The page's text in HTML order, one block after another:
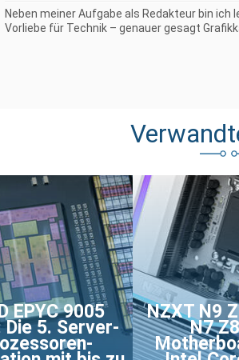
Neben meiner Aufgabe als Redakteur bin
Vorliebe für Technik – genauer gesagt
EPYC 9005
Die 5. Server-
NZXT N9
N7